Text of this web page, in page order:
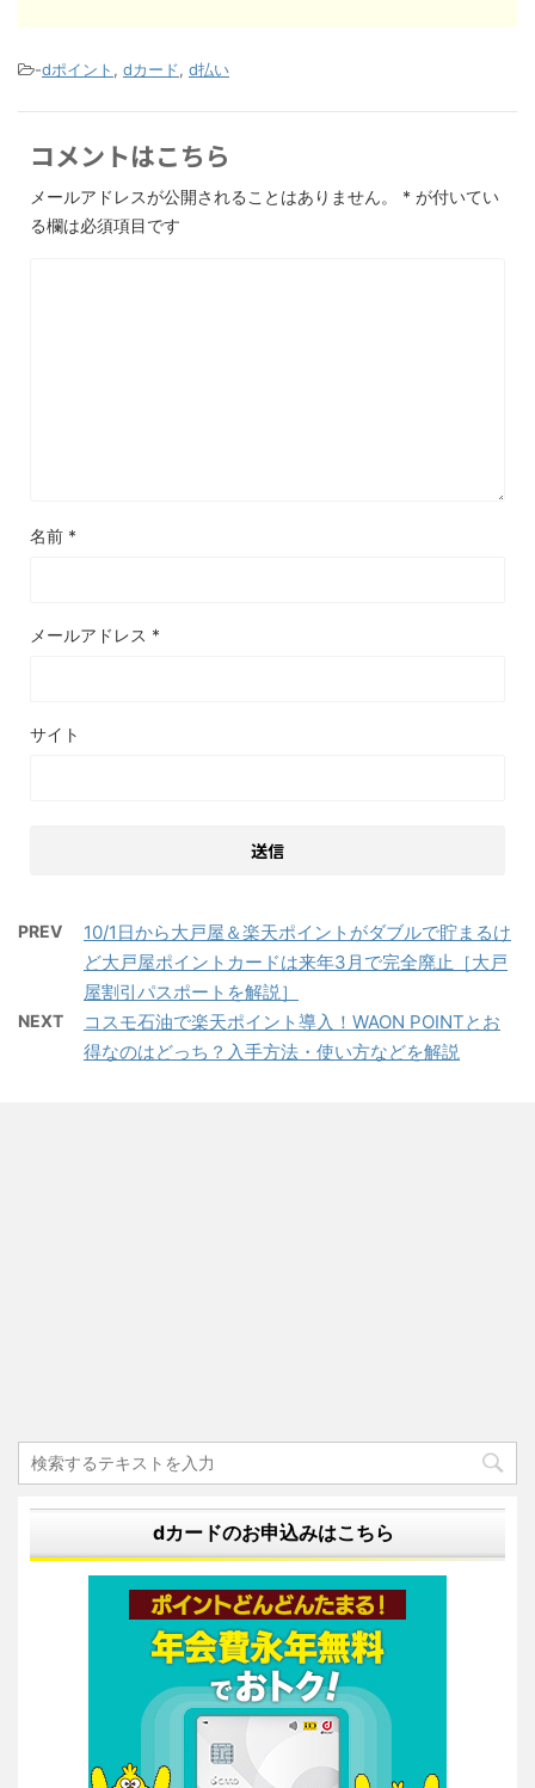
-dポイント , dカード, d払い
コメントはこちら
メールアドレスが公開されることはありません。 * が付いてい
る欄は必須項目です
名前 *
メールアドレス *
サイト
PREV
10/1日から大戸屋＆楽天ポイントがダブルで貯まるけ
ど大戸屋ポイントカードは来年3月で完全廃止［大戸
屋割引パスポートを解説］
NEXT
コスモ石油で楽天ポイント導入！WAON POINTとお
得なのはどっち？入手方法・使い方などを解説
dカードのお申込みはこちら